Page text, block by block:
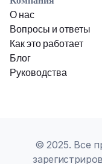
О нас
Вопросы и ответы
Как это работает
Блог
Руководства
© 2025. Все